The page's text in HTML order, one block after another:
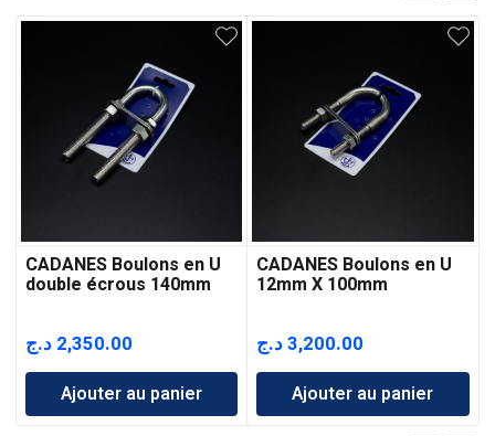
CADANES Boulons en U
double écrous 140mm
2,350.00 د.ج
Ajouter au panier
CADANES Boulons en U
12mm X 100mm
3,200.00د.ج
Ajouter au panier